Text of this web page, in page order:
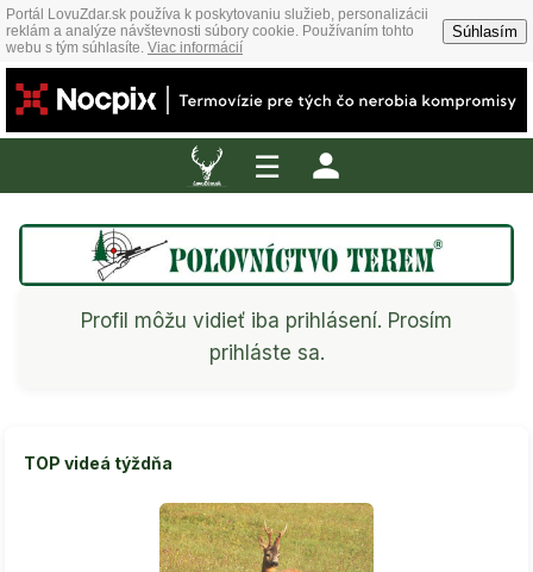
Portál LovuZdar.sk používa k poskytovaniu služieb, personalizácii
reklám a analýze návštevnosti súbory cookie. Používaním tohto
webu s tým súhlasíte. Viac informácií
Súhlasím
☰
Profil môžu vidieť iba prihlásení. Prosím
prihláste sa.
TOP videá týždňa